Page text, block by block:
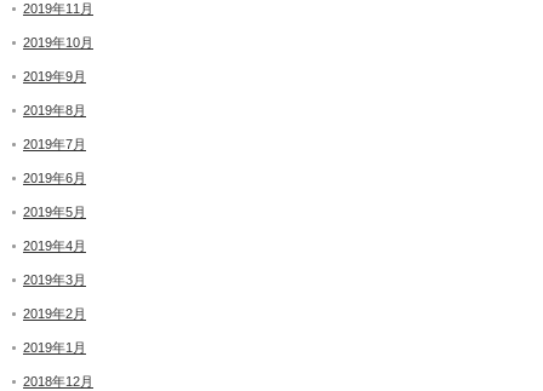
2019年11月
2019年10月
2019年9月
2019年8月
2019年7月
2019年6月
2019年5月
2019年4月
2019年3月
2019年2月
2019年1月
2018年12月